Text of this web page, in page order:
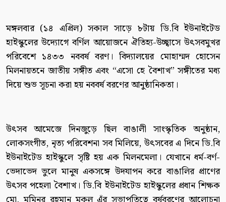
মঙ্গলবার (১৪ এপ্রিল) সকাল সাড়ে ৮টায় ডি.বি ইউনাইটেড
হাইস্কুলের উদ্যোগে বর্ণিল আয়োজনে ঐতিহ্য-উচ্ছ্বাসে উৎসবমুখর
পরিবেশে ১৪৩৩ নববর্ষ বরণ। বিদ্যালয়ের মোহাম্মদ হোসেন
মিলনায়তনে জাতীয় সঙ্গীত এবং “এসো হে বৈশাখ” সঙ্গীতের মধ্য
দিয়ে শুভ সূচনা করা হয় নববর্ষ বরণের আনুষ্ঠানিকতা।
উৎসব আমেজে দিনজুড়ে ছিল বাঙালী সাংস্কৃতিক অনুষ্ঠান,
লোকসংগীত, নৃত্য পরিবেশনা সব মিলিয়ে, উৎসবের এ দিনে ডি.বি
ইউনাইটেড হাইস্কুলে সৃষ্টি হয় এক মিলনমেলা। যেখানে ধর্ম-বর্ণ-
ভেদাভেদ ভুলে মানুষ একসঙ্গে উদযাপন করে বাঙালির প্রাণের
উৎসব পহেলা বৈশাখ। ডি.বি ইউনাইটেড হাইস্কুলের প্রধান শিক্ষক